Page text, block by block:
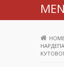
НАРДЕПА